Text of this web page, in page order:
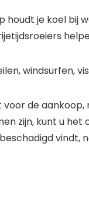
houdt je koel
windsurfen,
de
zijn, kunt u het
vindt,